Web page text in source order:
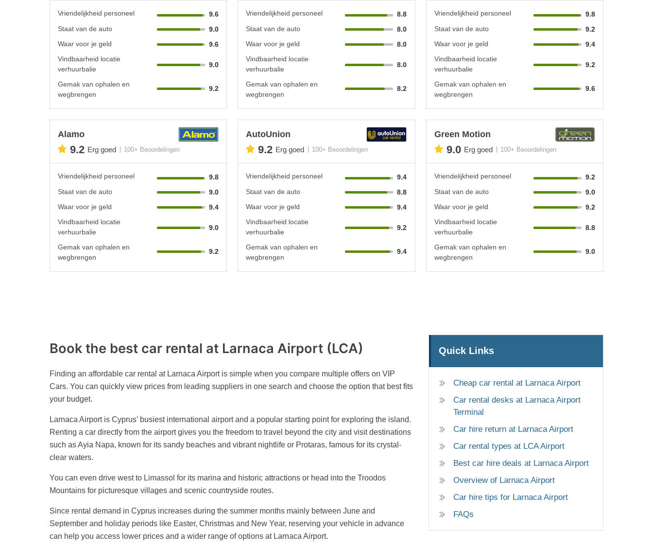
Vriendelijkheid personeel
9.6
Staat van de auto
9.0
Waar voor je geld
9.6
Vindbaarheid locatie
verhuurbalie
9.0
Gemak van ophalen en
wegbrengen
9.2
Vriendelijkheid personeel
8.8
Staat van de auto
8.0
Waar voor je geld
8.0
Vindbaarheid locatie
verhuurbalie
8.0
Gemak van ophalen en
wegbrengen
8.2
Vriendelijkheid personeel
9.8
Staat van de auto
9.2
Waar voor je geld
9.4
Vindbaarheid locatie
verhuurbalie
9.2
Gemak van ophalen en
wegbrengen
9.6
Alamo
9.2 Erg goed 100+ Beoordelingen
Vriendelijkheid personeel
9.8
Staat van de auto
9.0
Waar voor je geld
9.4
Vindbaarheid locatie
verhuurbalie
9.0
Gemak van ophalen en
wegbrengen
9.2
AutoUnion
9.2 Erg goed 100+ Beoordelingen
Vriendelijkheid personeel
9.4
Staat van de auto
8.8
Waar voor je geld
9.4
Vindbaarheid locatie
verhuurbalie
9.2
Gemak van ophalen en
wegbrengen
9.4
Green Motion
9.0 Erg goed 100+ Beoordelingen
Vriendelijkheid personeel
9.2
Staat van de auto
9.0
Waar voor je geld
9.2
Vindbaarheid locatie
verhuurbalie
8.8
Gemak van ophalen en
wegbrengen
9.0
Quick Links
Cheap car rental at Larnaca Airport
Car rental desks at Larnaca Airport
Terminal
Car hire return at Larnaca Airport
Car rental types at LCA Airport
Best car hire deals at Larnaca Airport
Overview of Larnaca Airport
Car hire tips for Larnaca Airport
FAQs
Book the best car rental at Larnaca Airport (LCA)
Finding an affordable car rental at Larnaca Airport is simple when you compare multiple offers on VIP
Cars. You can quickly view prices from leading suppliers in one search and choose the option that best fits
your budget.
Larnaca Airport is Cyprus’ busiest international airport and a popular starting point for exploring the island.
Renting a car directly from the airport gives you the freedom to travel beyond the city and visit destinations
such as Ayia Napa, known for its sandy beaches and vibrant nightlife or Protaras, famous for its crystal-
clear waters.
You can even drive west to Limassol for its marina and historic attractions or head into the Troodos
Mountains for picturesque villages and scenic countryside routes.
Since rental demand in Cyprus increases during the summer months mainly between June and
September and holiday periods like Easter, Christmas and New Year, reserving your vehicle in advance
can help you access lower prices and a wider range of options at Larnaca Airport.